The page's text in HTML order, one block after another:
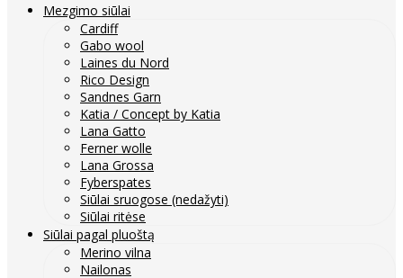
Mezgimo siūlai
Cardiff
Gabo wool
Laines du Nord
Rico Design
Sandnes Garn
Katia / Concept by Katia
Lana Gatto
Ferner wolle
Lana Grossa
Fyberspates
Siūlai sruogose (nedažyti)
Siūlai ritėse
Siūlai pagal pluoštą
Merino vilna
Nailonas